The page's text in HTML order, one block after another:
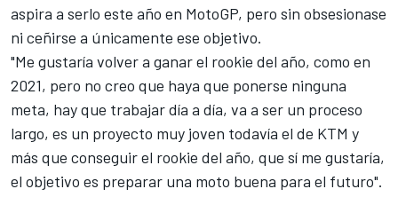
aspira a serlo este año en MotoGP, pero sin obsesionase
ni ceñirse a únicamente ese objetivo.
"Me gustaría volver a ganar el rookie del año, como en
2021, pero no creo que haya que ponerse ninguna
meta, hay que trabajar día a día, va a ser un proceso
largo, es un proyecto muy joven todavía el de KTM y
más que conseguir el rookie del año, que sí me gustaría,
el objetivo es preparar una moto buena para el futuro".